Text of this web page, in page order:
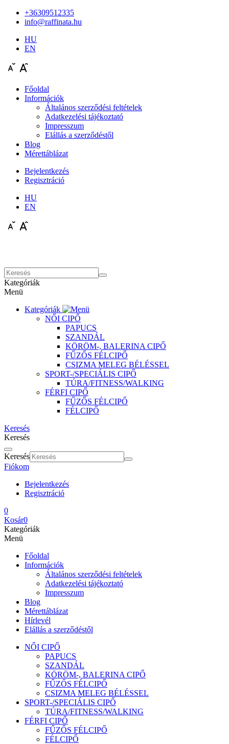
+36309512335
info@raffinata.hu
HU
EN
Főoldal
Információk
Általános szerződési feltételek
Adatkezelési tájékoztató
Impresszum
Elállás a szerződéstől
Blog
Mérettáblázat
Bejelentkezés
Regisztráció
HU
EN
Kategóriák
Menü
Kategóriák
NŐI CIPŐ
PAPUCS
SZANDÁL
KÖRÖM-, BALERINA CIPŐ
FŰZŐS FÉLCIPŐ
CSIZMA MELEG BÉLÉSSEL
SPORT-/SPECIÁLIS CIPŐ
TÚRA/FITNESS/WALKING
FÉRFI CIPŐ
FŰZŐS FÉLCIPŐ
FÉLCIPŐ
Keresés
Keresés
Keresés
Fiókom
Bejelentkezés
Regisztráció
0
Kosár0
Kategóriák
Menü
Főoldal
Információk
Általános szerződési feltételek
Adatkezelési tájékoztató
Impresszum
Blog
Mérettáblázat
Hírlevél
Elállás a szerződéstől
NŐI CIPŐ
PAPUCS
SZANDÁL
KÖRÖM-, BALERINA CIPŐ
FŰZŐS FÉLCIPŐ
CSIZMA MELEG BÉLÉSSEL
SPORT-/SPECIÁLIS CIPŐ
TÚRA/FITNESS/WALKING
FÉRFI CIPŐ
FŰZŐS FÉLCIPŐ
FÉLCIPŐ